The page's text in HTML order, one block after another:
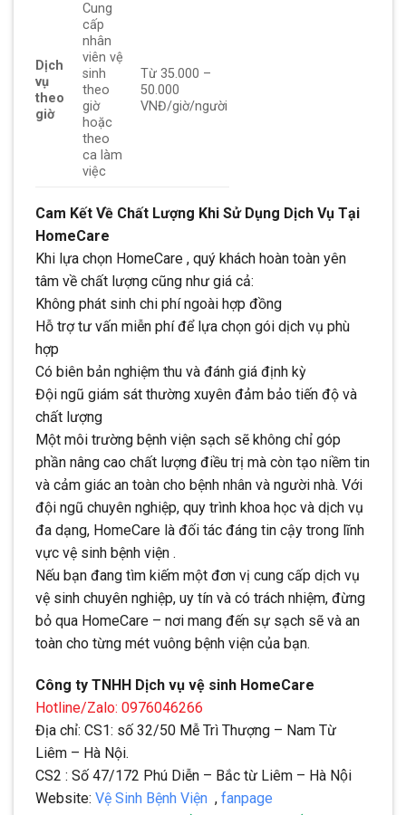
Dịch
vụ
theo
giờ
Cung
cấp
nhân
viên vệ
sinh
theo
giờ
hoặc
theo
ca làm
việc
Từ 35.000 –
50.000
VNĐ/giờ/người
Cam Kết Về Chất Lượng Khi Sử Dụng Dịch Vụ Tại
HomeCare
Khi lựa chọn HomeCare , quý khách hoàn toàn yên
tâm về chất lượng cũng như giá cả:
Không phát sinh chi phí ngoài hợp đồng
Hỗ trợ tư vấn miễn phí để lựa chọn gói dịch vụ phù
hợp
Có biên bản nghiệm thu và đánh giá định kỳ
Đội ngũ giám sát thường xuyên đảm bảo tiến độ và
chất lượng
Một môi trường bệnh viện sạch sẽ không chỉ góp
phần nâng cao chất lượng điều trị mà còn tạo niềm tin
và cảm giác an toàn cho bệnh nhân và người nhà. Với
đội ngũ chuyên nghiệp, quy trình khoa học và dịch vụ
đa dạng, HomeCare là đối tác đáng tin cậy trong lĩnh
vực vệ sinh bệnh viện .
Nếu bạn đang tìm kiếm một đơn vị cung cấp dịch vụ
vệ sinh chuyên nghiệp, uy tín và có trách nhiệm, đừng
bỏ qua HomeCare – nơi mang đến sự sạch sẽ và an
toàn cho từng mét vuông bệnh viện của bạn.
Công ty TNHH Dịch vụ vệ sinh HomeCare
Hotline/Zalo: 0976046266
Địa chỉ: CS1: số 32/50 Mễ Trì Thượng – Nam Từ
Liêm – Hà Nội.
CS2 : Số 47/172 Phú Diễn – Bắc từ Liêm – Hà Nội
Website: Vệ Sinh Bệnh Viện , fanpage